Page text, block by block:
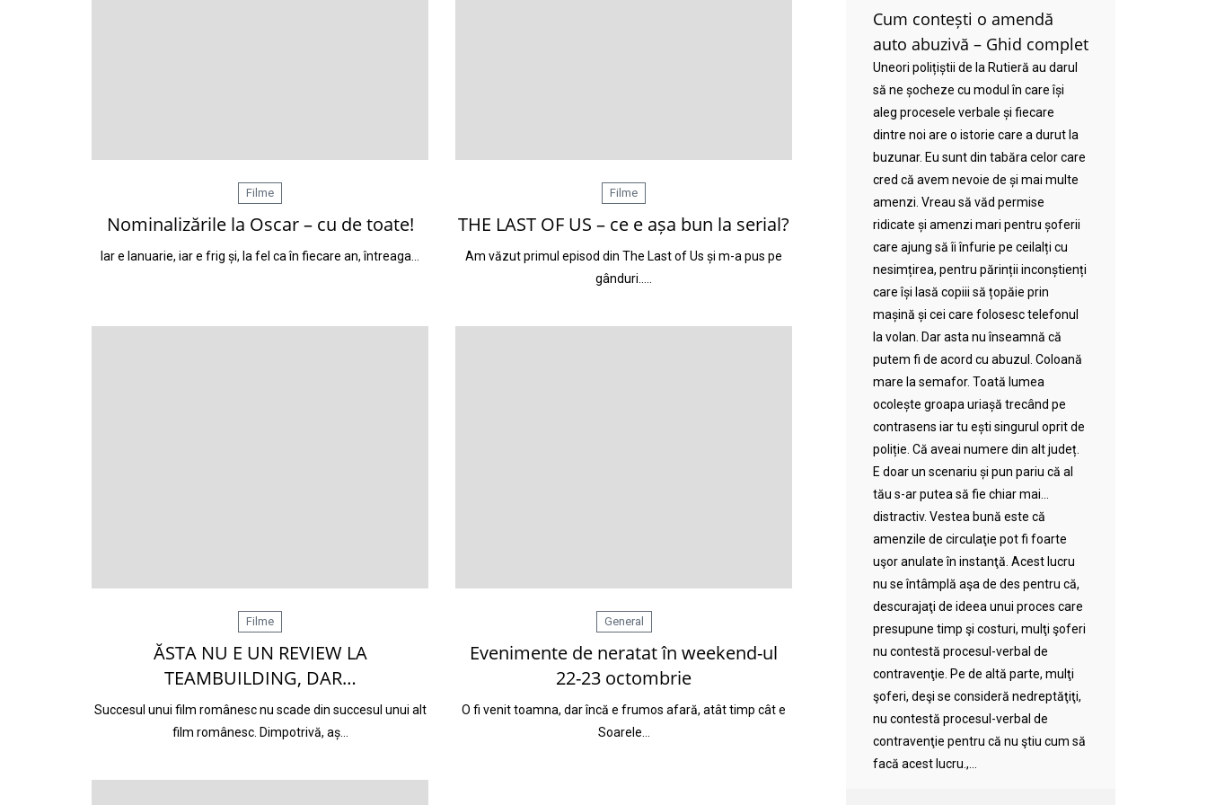
Filme
Nominalizările la Oscar – cu de toate!
Iar e Ianuarie, iar e frig și, la fel ca în fiecare an, întreaga…
Filme
THE LAST OF US – ce e așa bun la serial?
Am văzut primul episod din The Last of Us și m-a pus pe
gânduri..…
Filme
ĂSTA NU E UN REVIEW LA
TEAMBUILDING, DAR…
Succesul unui film românesc nu scade din succesul unui alt
film românesc. Dimpotrivă, aș…
General
Evenimente de neratat în weekend-ul
22-23 octombrie
O fi venit toamna, dar încă e frumos afară, atât timp cât e
Soarele…
Cum contești o amendă
auto abuzivă – Ghid complet
Uneori polițiștii de la Rutieră au darul
să ne șocheze cu modul în care își
aleg procesele verbale și fiecare
dintre noi are o istorie care a durut la
buzunar. Eu sunt din tabăra celor care
cred că avem nevoie de și mai multe
amenzi. Vreau să văd permise
ridicate și amenzi mari pentru șoferii
care ajung să îi înfurie pe ceilalți cu
nesimțirea, pentru părinții inconștienți
care își lasă copiii să țopăie prin
mașină și cei care folosesc telefonul
la volan. Dar asta nu înseamnă că
putem fi de acord cu abuzul. Coloană
mare la semafor. Toată lumea
ocolește groapa uriașă trecând pe
contrasens iar tu ești singurul oprit de
poliție. Că aveai numere din alt județ.
E doar un scenariu și pun pariu că al
tău s-ar putea să fie chiar mai…
distractiv. Vestea bună este că
amenzile de circulaţie pot fi foarte
uşor anulate în instanţă. Acest lucru
nu se întâmplă aşa de des pentru că,
descurajaţi de ideea unui proces care
presupune timp şi costuri, mulţi şoferi
nu contestă procesul-verbal de
contravenţie. Pe de altă parte, mulţi
şoferi, deşi se consideră nedreptăţiţi,
nu contestă procesul-verbal de
contravenţie pentru că nu ştiu cum să
facă acest lucru.,...